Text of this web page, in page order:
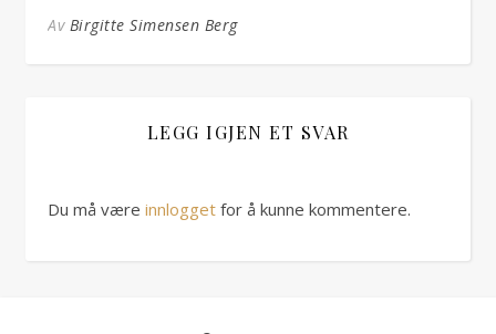
Av Birgitte Simensen Berg
LEGG IGJEN ET SVAR
Du må være innlogget for å kunne kommentere.